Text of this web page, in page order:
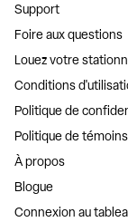
Support
Foire aux questions
Louez votre
Conditions
Politique de
Politique de témoins
À propos
Blogue
Connexion au